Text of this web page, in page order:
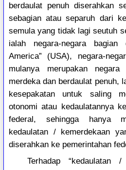
berdaulat penuh diserahkan
sebagian atau separuh dari
semula yang tidak lagi seutuh
ialah negara-negara bagian
America” (USA), negara-
mulanya merupakan negara
merdeka dan berdaulat penuh,
kesepakatan untuk saling
otonomi atau kedaulatannya
federal, sehingga hanya
kedaulatan / kemerdekaan
diserahkan ke pemerintahan
Terhadap “kedaulatan